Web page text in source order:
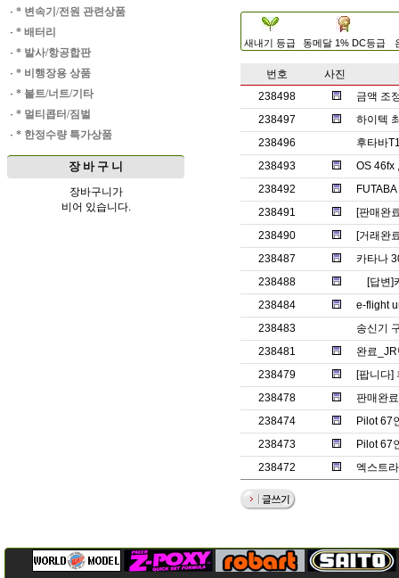
· * 변속기/전원 관련상품
· * 배터리
· * 발사/항공합판
· * 비행장용 상품
· * 볼트/너트/기타
· * 멀티콥터/짐벌
· * 한정수량 특가상품
장 바 구 니
장바구니가
비어 있습니다.
새내기 등급 동메달 1% DC등급
번호
사진
238498
금액 조
238497
하이텍
238496
후타바
238493
OS 46fx
238492
238491
[판매완
238490
[거래완
238487
카타나
238488
[답변]
238484
e-flight
238483
송신기
238481
완료
238479
[팝니다]
238478
판매완
238474
Pilot 67
238473
Pilot 67
238472
엑스트